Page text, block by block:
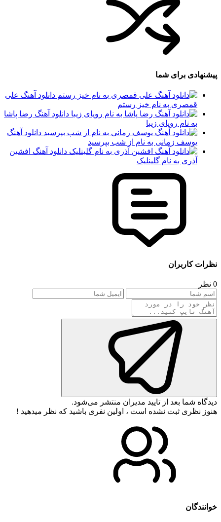
پیشنهادی برای شما
دانلود آهنگ علی
قمصری به نام خیز رستم
دانلود آهنگ رضا پاشا
به نام رویای زیبا
دانلود آهنگ
یوسف زمانی به نام از شب بپرسید
دانلود آهنگ افشین
آذری به نام گلینلیک
نظرات کاربران
0 نظر
دیدگاه شما بعد از تایید مدیران منتشر می‌شود.
هنوز نظری ثبت نشده است ، اولین نفری باشید که نظر میدهید !
خوانندگان